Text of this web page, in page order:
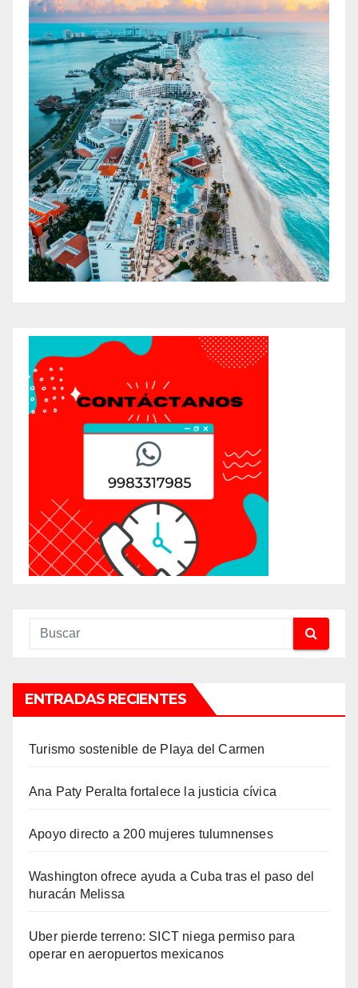
ENTRADAS RECIENTES
Turismo sostenible de Playa del Carmen
Ana Paty Peralta fortalece la justicia cívica
Apoyo directo a 200 mujeres tulumnenses
Washington ofrece ayuda a Cuba tras el paso del
huracán Melissa
Uber pierde terreno: SICT niega permiso para
operar en aeropuertos mexicanos